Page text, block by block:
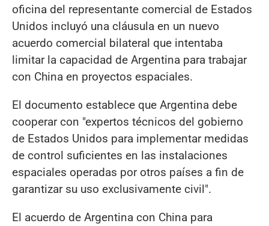
oficina del representante comercial de Estados
Unidos incluyó una cláusula en un nuevo
acuerdo comercial bilateral que intentaba
limitar la capacidad de Argentina para trabajar
con China en proyectos espaciales.
El documento establece que Argentina debe
cooperar con "expertos técnicos del gobierno
de Estados Unidos para implementar medidas
de control suficientes en las instalaciones
espaciales operadas por otros países a fin de
garantizar su uso exclusivamente civil".
El acuerdo de Argentina con China para